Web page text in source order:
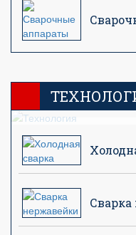
особенности